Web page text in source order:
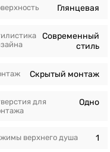
Глянцевая
Современный
стиль
Скрытый монтаж
для
Одно
верхнего душа 1